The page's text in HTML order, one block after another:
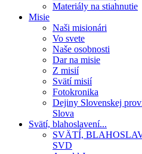
Materiály na stiahnutie
Misie
Naši misionári
Vo svete
Naše osobnosti
Dar na misie
Z misií
Svätí misií
Fotokronika
Dejiny Slovenskej
Slova
Svätí, blahoslavení...
SVÄTÍ,
SVD